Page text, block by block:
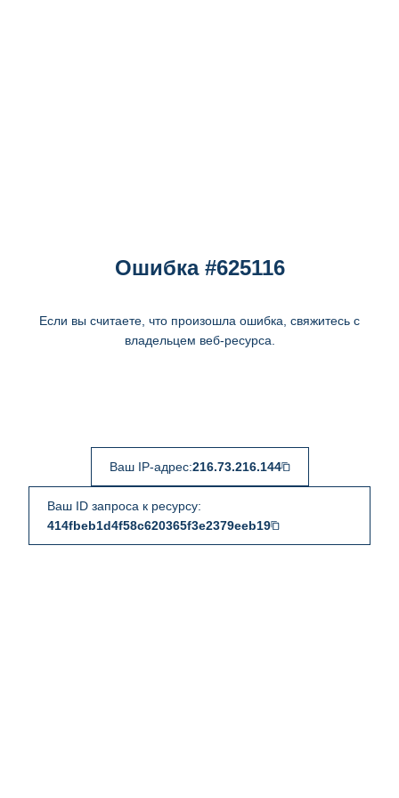
Ошибка #625116
Если вы считаете, что произошла ошибка, свяжитесь с
владельцем веб-ресурса.
Ваш IP-адрес:216.73.216.144
Ваш ID запроса к ресурсу:
414fbeb1d4f58c620365f3e2379eeb19